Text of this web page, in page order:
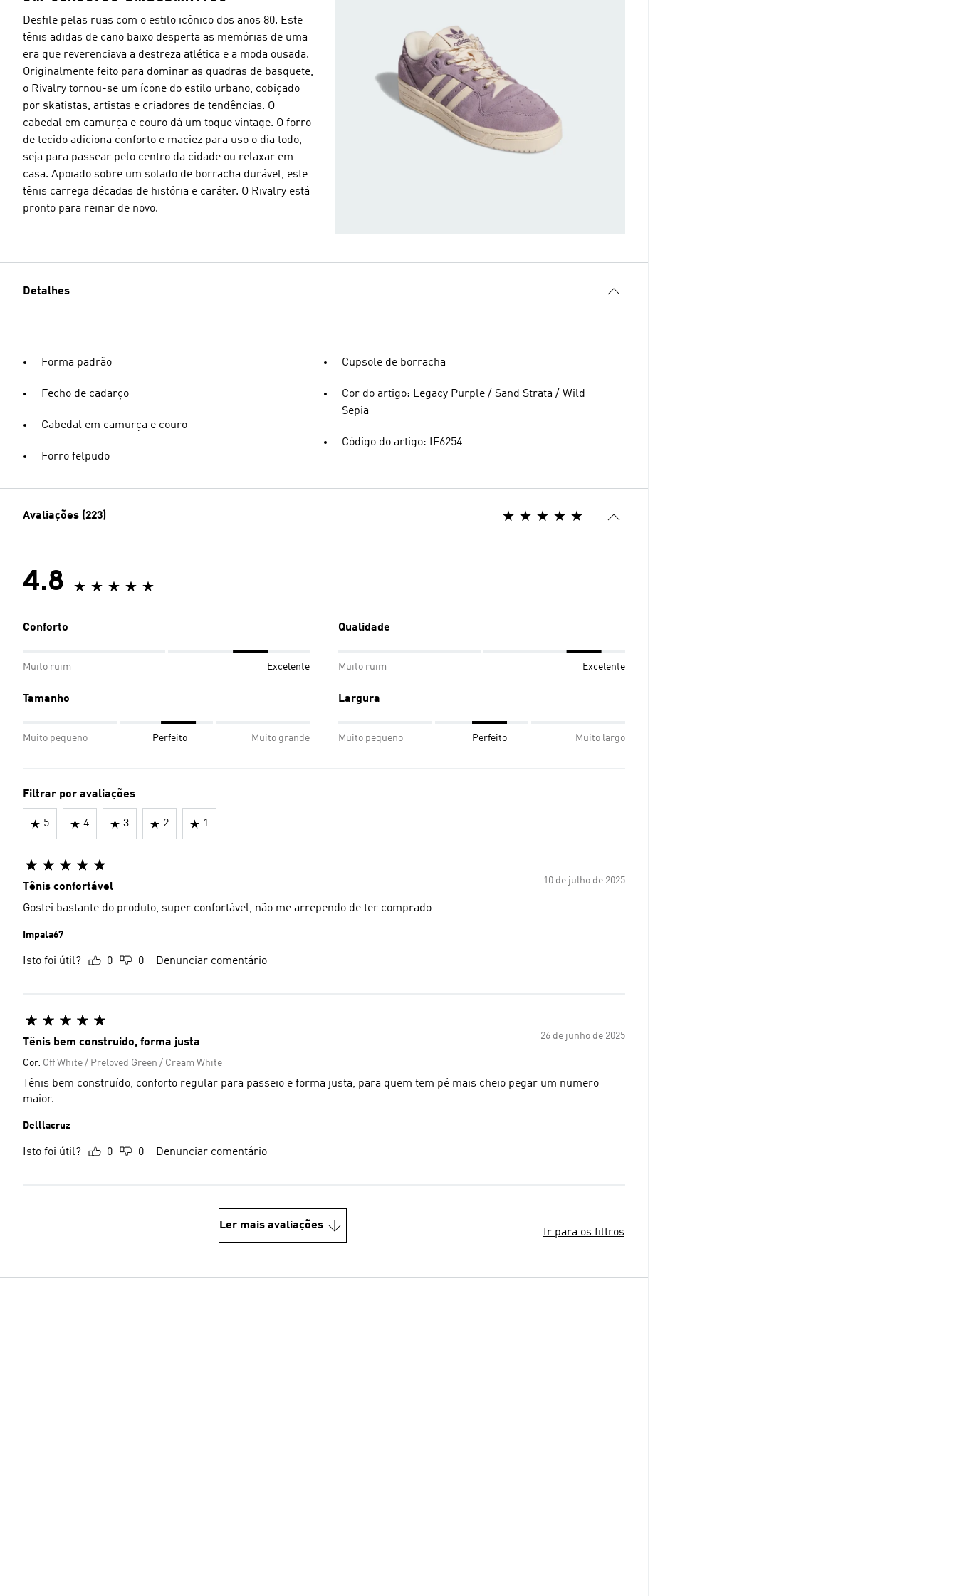
Desfile pelas ruas com o estilo icônico dos anos 80. Este
tênis adidas de cano baixo desperta as memórias de uma
era que reverenciava a destreza atlética e a moda ousada.
Originalmente feito para dominar as quadras de basquete,
o Rivalry tornou-se um ícone do estilo urbano, cobiçado
por skatistas, artistas e criadores de tendências. O
cabedal em camurça e couro dá um toque vintage. O forro
de tecido adiciona conforto e maciez para uso o dia todo,
seja para passear pelo centro da cidade ou relaxar em
casa. Apoiado sobre um solado de borracha durável, este
tênis carrega décadas de história e caráter. O Rivalry está
pronto para reinar de novo.
Detalhes
Forma padrão
Fecho de cadarço
Cabedal em camurça e couro
Forro felpudo
Cupsole de borracha
Cor do artigo: Legacy Purple / Sand Strata / Wild
Sepia
Código do artigo: IF6254
Avaliações (223)
4.8
Conforto
Muito ruim Excelente
Qualidade
Muito ruim Excelente
Tamanho
Muito pequeno Perfeito Muito grande
Largura
Muito pequeno Perfeito Muito largo
Filtrar por avaliações
5 4 3 2 1
10 de julho de 2025
Tênis confortável
Gostei bastante do produto, super confortável, não me arrependo de ter comprado
Impala67
Isto foi útil? 0 0 Denunciar comentário
26 de junho de 2025
Tênis bem construido, forma justa
Cor: Off White / Preloved Green / Cream White
Tênis bem construído, conforto regular para passeio e forma justa, para quem tem pé mais cheio pegar um numero
maior.
Delllacruz
Isto foi útil? 0 0 Denunciar comentário
Ler mais avaliações
Ir para os filtros